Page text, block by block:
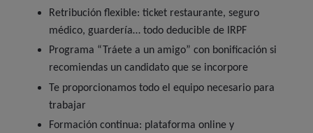
Retribución flexible: ticket restaurante, seguro
médico, guardería… todo deducible de IRPF
Programa “Tráete a un amigo” con bonificación si
recomiendas un candidato que se incorpore
Te proporcionamos todo el equipo necesario para
trabajar
Formación continua: plataforma online y